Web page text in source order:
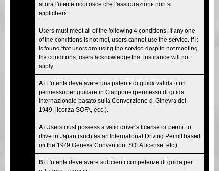
allora l'utente riconosce che l'assicurazione non si
applicherà.
Users must meet all of the following 4 conditions. If any one
of the conditions is not met, users cannot use the service. If it
is found that users are using the service despite not meeting
the conditions, users acknowledge that insurance will not
apply.
A) L'utente deve avere una patente di guida valida o un
permesso per guidare in Giappone (permesso di guida
internazionale basato sulla Convenzione di Ginevra del
1949, licenza SOFA, ecc.).
A) Users must possess a valid driver's license or permit to
drive in Japan (such as an International Driving Permit based
on the 1949 Geneva Convention, SOFA license, etc.).
B) L'utente deve avere sufficienti competenze di guida per